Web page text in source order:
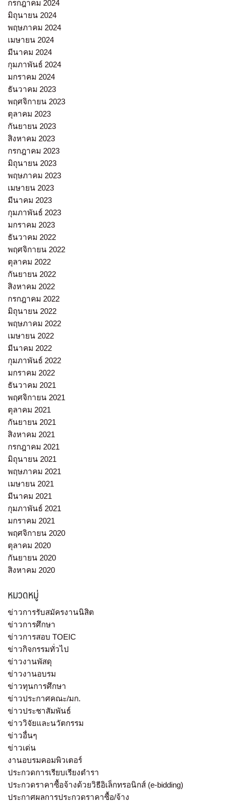
กรกฎาคม 2024
มิถุนายน 2024
พฤษภาคม 2024
เมษายน 2024
มีนาคม 2024
กุมภาพันธ์ 2024
มกราคม 2024
ธันวาคม 2023
พฤศจิกายน 2023
ตุลาคม 2023
กันยายน 2023
สิงหาคม 2023
กรกฎาคม 2023
มิถุนายน 2023
พฤษภาคม 2023
เมษายน 2023
มีนาคม 2023
กุมภาพันธ์ 2023
มกราคม 2023
ธันวาคม 2022
พฤศจิกายน 2022
ตุลาคม 2022
กันยายน 2022
สิงหาคม 2022
กรกฎาคม 2022
มิถุนายน 2022
พฤษภาคม 2022
เมษายน 2022
มีนาคม 2022
กุมภาพันธ์ 2022
มกราคม 2022
ธันวาคม 2021
พฤศจิกายน 2021
ตุลาคม 2021
กันยายน 2021
สิงหาคม 2021
กรกฎาคม 2021
มิถุนายน 2021
พฤษภาคม 2021
เมษายน 2021
มีนาคม 2021
กุมภาพันธ์ 2021
มกราคม 2021
พฤศจิกายน 2020
ตุลาคม 2020
กันยายน 2020
สิงหาคม 2020
หมวดหมู่
ข่าวการรับสมัครงานนิสิต
ข่าวการศึกษา
ข่าวการสอบ TOEIC
ข่าวกิจกรรมทั่วไป
ข่าวงานพัสดุ
ข่าวงานอบรม
ข่าวทุนการศึกษา
ข่าวประกาศคณะ/มก.
ข่าวประชาสัมพันธ์
ข่าววิจัยและนวัตกรรม
ข่าวอื่นๆ
ข่าวเด่น
งานอบรมคอมพิวเตอร์
ประกวดการเรียบเรียงตำรา
ประกวดราคาซื้อจ้างด้วยวิธีอิเล็กทรอนิกส์ (e-bidding)
ประกาศผลการประกวดราคาซื้อ/จ้าง